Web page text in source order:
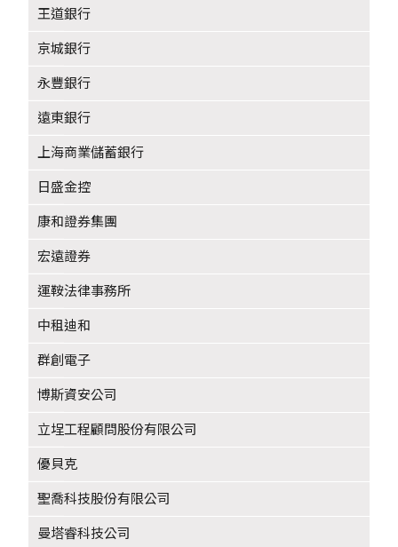
王道銀行
京城銀行
永豐銀行
遠東銀行
上海商業儲蓄銀行
日盛金控
康和證券集團
宏遠證券
運鞍法律事務所
中租迪和
群創電子
博斯資安公司
立埕工程顧問股份有限公司
優貝克
聖喬科技股份有限公司
曼塔睿科技公司